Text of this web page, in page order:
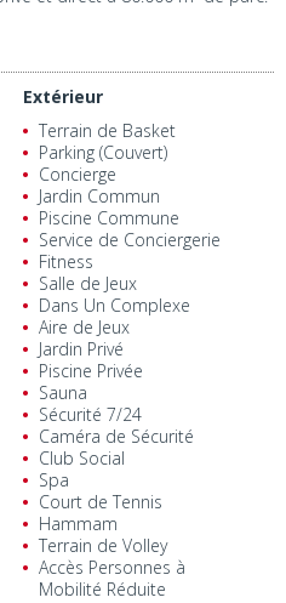
Extérieur
Terrain de Basket
Parking (Couvert)
Concierge
Jardin Commun
Piscine Commune
Service de Conciergerie
Fitness
Salle de Jeux
Dans Un Complexe
Aire de Jeux
Jardin Privé
Piscine Privée
Sauna
Sécurité 7/24
Caméra de Sécurité
Club Social
Spa
Court de Tennis
Hammam
Terrain de Volley
Accès Personnes à
Mobilité Réduite